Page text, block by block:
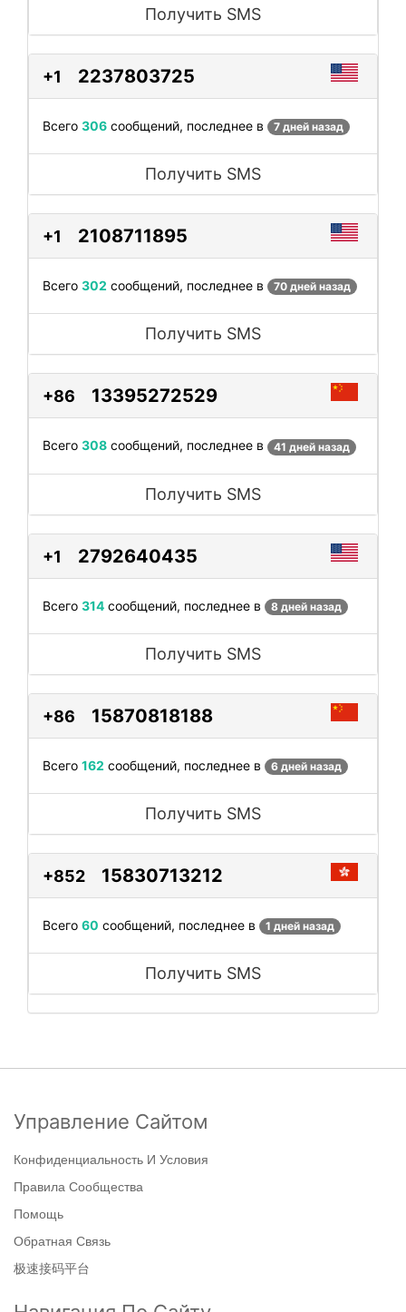
Получить SMS
+1 2237803725
Всего 306 сообщений, последнее в 7 дней назад
Получить SMS
+1 2108711895
Всего 302 сообщений, последнее в 70 дней назад
Получить SMS
+86 13395272529
Всего 308 сообщений, последнее в 41 дней назад
Получить SMS
+1 2792640435
Всего 314 сообщений, последнее в 8 дней назад
Получить SMS
+86 15870818188
Всего 162 сообщений, последнее в 6 дней назад
Получить SMS
+852 15830713212
Всего 60 сообщений, последнее в 1 дней назад
Получить SMS
Управление Сайтом
Конфиденциальность И Условия
Правила Сообщества
Помощь
Обратная Связь
极速接码平台